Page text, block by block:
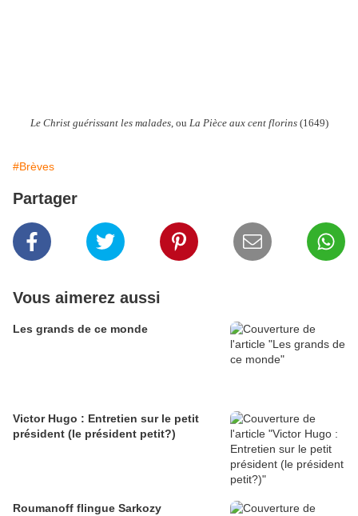
Le Christ guérissant les malades, ou La Pièce aux cent florins(1649)
#Brèves
Partager
Vous aimerez aussi
Les grands de ce monde
Victor Hugo : Entretien sur le petit
président (le président petit?)
Roumanoff flingue Sarkozy